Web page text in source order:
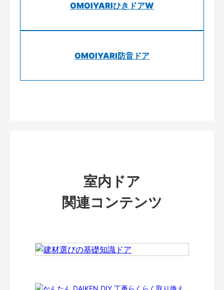
OMOIYARIひきドアW
OMOIYARI防音ドア
室内ドア
関連コンテンツ